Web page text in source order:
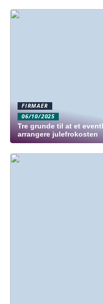
FIRMAER
06/10/2025
Tre grunde til at et
arrangere julefrokosten